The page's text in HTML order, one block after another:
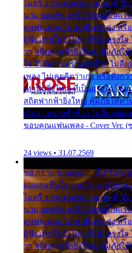
ไมตรี จากแฟนเพลง ทุกทุกที่ ป
นาม ยอดรักเอาไว้ โปรดเป็นแร
คู่แฟนเพลง ไม่เคยคิดว่าเก่ง ห
ผู้ฟัง เท่านั้นยิ่งใหญ่ ที่เป็นแรงใจ
วา สถิตฟากฟ้ายิ่งใหญ่ คุ้มภัยให้
ใจ ไว้เถิดว่า ตราบชั่วชีวา ไม่ลื
เพลง ไม่เคยคิดว่าเก่ง หรือดังก
เท่านั้นยิ่งใหญ่ ที่เป็นแรงใจ ให้ผ
สถิตฟากฟ้ายิ่งใหญ่ คุ้มภัยให้ท่า
เถิดว่า ตราบชั่วชีวา ไม่ลืมแฟนเ
ขอบคุณแฟนเพลง - Cover Ver.
24 views • 31.07.2569
ขอ กราบ ขอบคุณ.... ที่ได้รับไอ
ผมแสนชื่นใจ หายวังเวง เมื่อแฟ
ไมตรี จากแฟนเพลง ทุกทุกที่ ป
นาม ยอดรักเอาไว้ โปรดเป็นแร
คู่แฟนเพลง ไม่เคยคิดว่าเก่ง ห
ผู้ฟัง เท่านั้นยิ่งใหญ่ ที่เป็นแรงใจ
วา สถิตฟากฟ้ายิ่งใหญ่ คุ้มภัยให้